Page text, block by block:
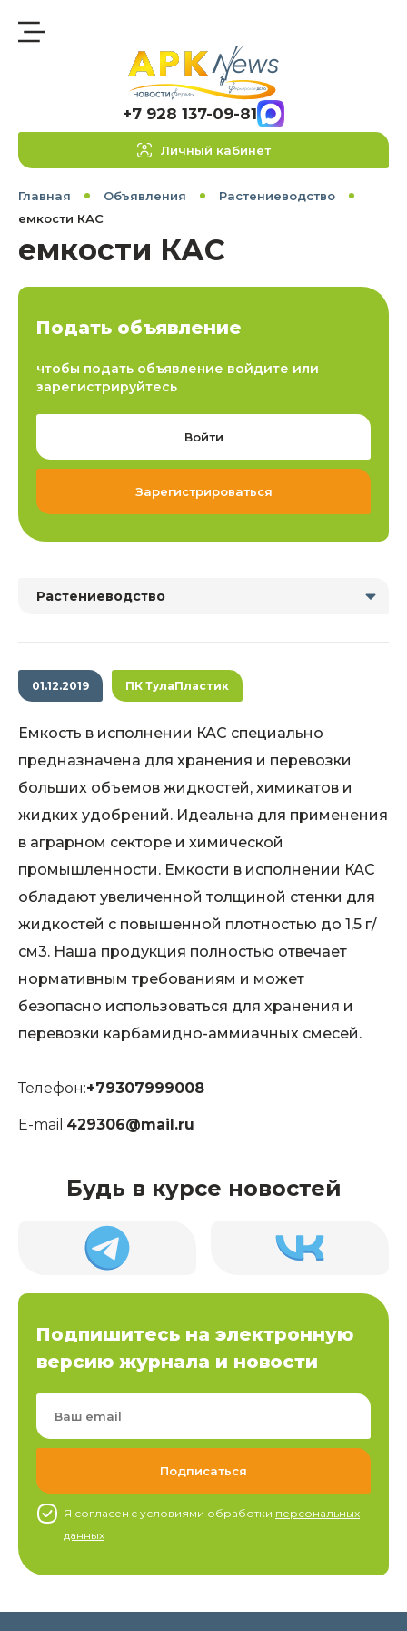
+7 928 137-09-81
Личный кабинет
Главная Объявления
Растениеводство
емкости КАС
емкости КАС
Подать объявление
чтобы подать объявление войдите или
зарегистрируйтесь
Войти
Зарегистрироваться
Растениеводство
01.12.2019 ПК ТулаПластик
Емкость в исполнении КАС специально
предназначена для хранения и перевозки
больших объемов жидкостей, химикатов и
жидких удобрений. Идеальна для применения
в аграрном секторе и химической
промышленности. Емкости в исполнении КАС
обладают увеличенной толщиной стенки для
жидкостей с повышенной плотностью до 1,5 г/
см3. Наша продукция полностью отвечает
нормативным требованиям и может
безопасно использоваться для хранения и
перевозки карбамидно-аммиачных смесей.
Телефон:+79307999008
E-mail:429306@mail.ru
Будь в курсе новостей
Подпишитесь на электронную
версию журнала и новости
Я согласен c условиями обработки персональных
данных